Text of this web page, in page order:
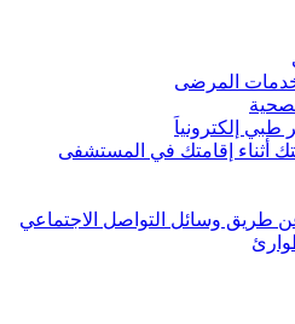
المرضى
إلكترونياَ
أثناء إقامتك في المستشفى
طريق وسائل التواصل الاجتماعي